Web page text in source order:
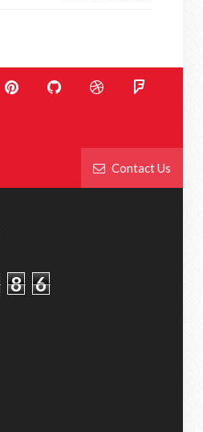
Contact Us
8 6